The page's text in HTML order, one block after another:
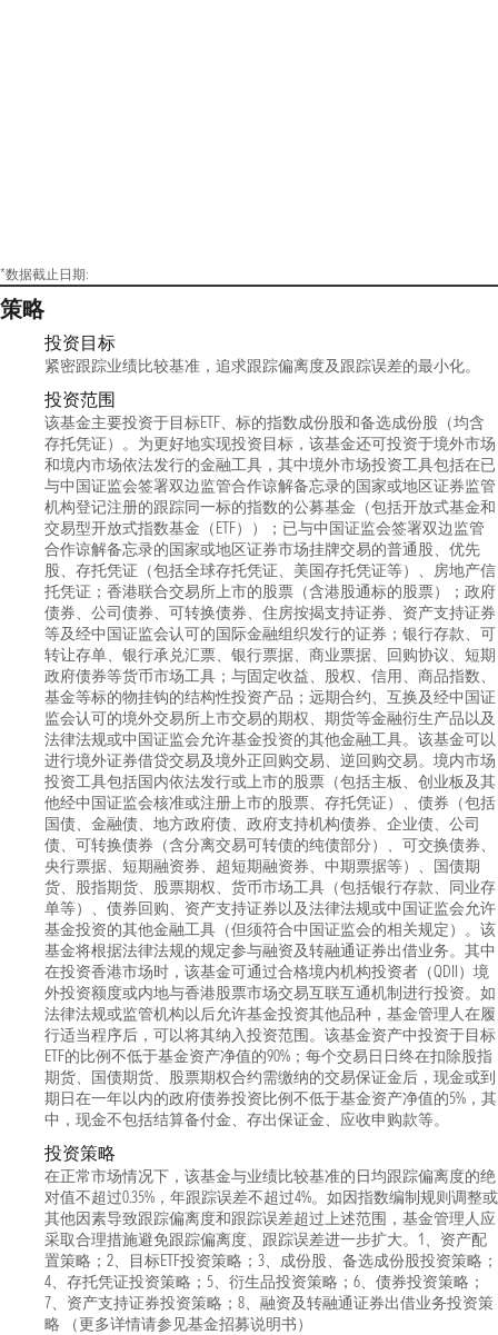
*数据截止日期:
策略
投资目标
紧密跟踪业绩比较基准，追求跟踪偏离度及跟踪误差的最小化。
投资范围
该基金主要投资于目标ETF、标的指数成份股和备选成份股（均含
存托凭证）。为更好地实现投资目标，该基金还可投资于境外市场
和境内市场依法发行的金融工具，其中境外市场投资工具包括在已
与中国证监会签署双边监管合作谅解备忘录的国家或地区证券监管
机构登记注册的跟踪同一标的指数的公募基金（包括开放式基金和
交易型开放式指数基金（ETF））；已与中国证监会签署双边监管
合作谅解备忘录的国家或地区证券市场挂牌交易的普通股、优先
股、存托凭证（包括全球存托凭证、美国存托凭证等）、房地产信
托凭证；香港联合交易所上市的股票（含港股通标的股票）；政府
债券、公司债券、可转换债券、住房按揭支持证券、资产支持证券
等及经中国证监会认可的国际金融组织发行的证券；银行存款、可
转让存单、银行承兑汇票、银行票据、商业票据、回购协议、短期
政府债券等货币市场工具；与固定收益、股权、信用、商品指数、
基金等标的物挂钩的结构性投资产品；远期合约、互换及经中国证
监会认可的境外交易所上市交易的期权、期货等金融衍生产品以及
法律法规或中国证监会允许基金投资的其他金融工具。该基金可以
进行境外证券借贷交易及境外正回购交易、逆回购交易。境内市场
投资工具包括国内依法发行或上市的股票（包括主板、创业板及其
他经中国证监会核准或注册上市的股票、存托凭证）、债券（包括
国债、金融债、地方政府债、政府支持机构债券、企业债、公司
债、可转换债券（含分离交易可转债的纯债部分）、可交换债券、
央行票据、短期融资券、超短期融资券、中期票据等）、国债期
货、股指期货、股票期权、货币市场工具（包括银行存款、同业存
单等）、债券回购、资产支持证券以及法律法规或中国证监会允许
基金投资的其他金融工具（但须符合中国证监会的相关规定）。该
基金将根据法律法规的规定参与融资及转融通证券出借业务。其中
在投资香港市场时，该基金可通过合格境内机构投资者（QDII）境
外投资额度或内地与香港股票市场交易互联互通机制进行投资。如
法律法规或监管机构以后允许基金投资其他品种，基金管理人在履
行适当程序后，可以将其纳入投资范围。该基金资产中投资于目标
ETF的比例不低于基金资产净值的90%；每个交易日日终在扣除股指
期货、国债期货、股票期权合约需缴纳的交易保证金后，现金或到
期日在一年以内的政府债券投资比例不低于基金资产净值的5%，其
中，现金不包括结算备付金、存出保证金、应收申购款等。
投资策略
在正常市场情况下，该基金与业绩比较基准的日均跟踪偏离度的绝
对值不超过0.35%，年跟踪误差不超过4%。如因指数编制规则调整或
其他因素导致跟踪偏离度和跟踪误差超过上述范围，基金管理人应
采取合理措施避免跟踪偏离度、跟踪误差进一步扩大。1、资产配
置策略；2、目标ETF投资策略；3、成份股、备选成份股投资策略；
4、存托凭证投资策略；5、衍生品投资策略；6、债券投资策略；
7、资产支持证券投资策略；8、融资及转融通证券出借业务投资策
略 （更多详情请参见基金招募说明书）